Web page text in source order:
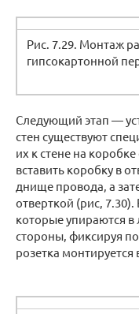
Рис. 7.29. Монтаж
гипсокартонной
Следующий этап —
стен существуют
их к стене на
вставить коробку в
днище провода, а
отверткой (рис,
которые упираются в
стороны, фиксируя
розетка монтируется